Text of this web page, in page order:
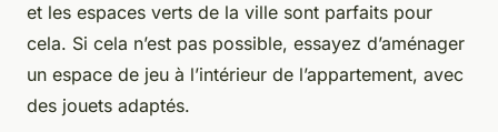
et les espaces verts de la ville sont parfaits pour
cela. Si cela n’est pas possible, essayez d’aménager
un espace de jeu à l’intérieur de l’appartement, avec
des jouets adaptés.